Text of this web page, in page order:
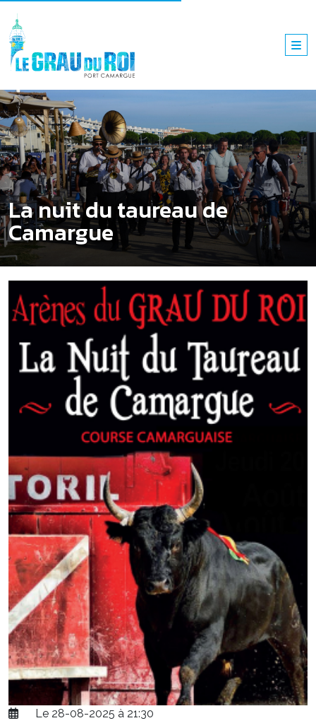
La nuit du taureau de
Camargue
Le 28-08-2025 à 21:30